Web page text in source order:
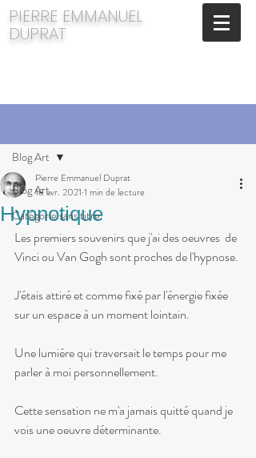
​PIERRE EMMANUEL
DUPRAT
Blog Art
Catégorie sans titre
Blog Art
Hypnotique
Pierre Emmanuel Duprat
18 avr. 2021 1 min de lecture
Les premiers souvenirs que j'ai des oeuvres  de
Vinci ou Van Gogh sont proches de l'hypnose.
J'étais attiré et comme fixé par l'énergie fixée
sur un espace à un moment lointain.
Une lumiére qui traversait le temps pour me
parler à moi personnellement.
Cette sensation ne m'a jamais quitté quand je
vois une oeuvre déterminante.